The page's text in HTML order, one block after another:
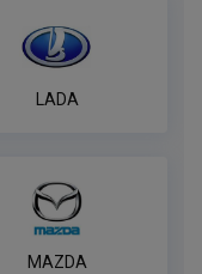
LADA
MAZDA